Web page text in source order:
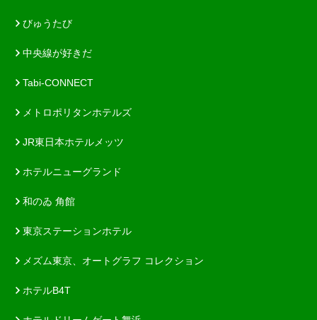
びゅうたび
中央線が好きだ
Tabi-CONNECT
メトロポリタンホテルズ
JR東日本ホテルメッツ
ホテルニューグランド
和のゐ 角館
東京ステーションホテル
メズム東京、オートグラフ コレクション
ホテルB4T